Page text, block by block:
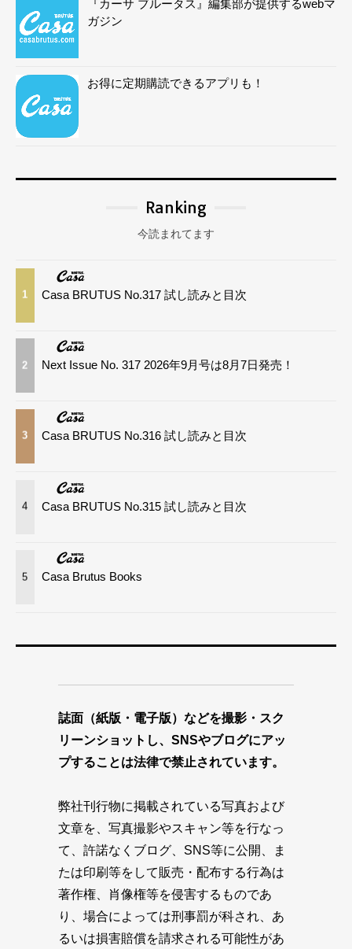
『カーサ ブルータス』編集部が提供するwebマ
ガジン
お得に定期購読できるアプリも！
Ranking
今読まれてます
1 Casa BRUTUS No.317 試し読みと目次
2 Next Issue No. 317 2026年9月号は8月7日発売！
3 Casa BRUTUS No.316 試し読みと目次
4 Casa BRUTUS No.315 試し読みと目次
5 Casa Brutus Books
誌面（紙版・電子版）などを撮影・スク
リーンショットし、SNSやブログにアッ
プすることは法律で禁止されています。
弊社刊行物に掲載されている写真および
文章を、写真撮影やスキャン等を行なっ
て、許諾なくブログ、SNS等に公開、ま
たは印刷等をして販売・配布する行為は
著作権、肖像権等を侵害するものであ
り、場合によっては刑事罰が科され、あ
るいは損害賠償を請求される可能性があ